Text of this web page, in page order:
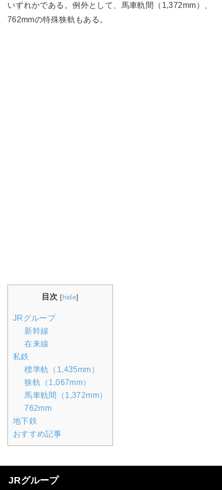
いずれかである。例外として、馬車軌間（1,372mm）、
762mmの特殊狭軌もある。
目次 [hide]
JRグループ
新幹線
在来線
私鉄
標準軌（1,435mm）
狭軌（1,067mm）
馬車軌間（1,372mm）
762mm
地下鉄
おすすめ記事
JRグループ